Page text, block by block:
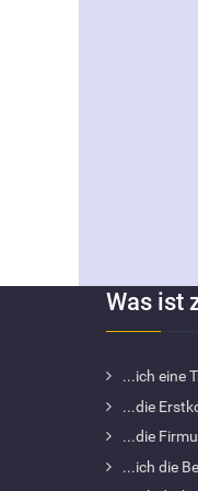
Was ist
...ich eine
...die
...die
...ich die